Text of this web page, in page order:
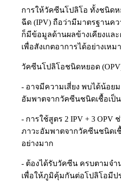
การให้วัคซีนโปลิโอ ทั้งชนิด
ฉีด (IPV) ถือว่ามีมาตรฐานค
ก็มีข้อมูลด้านผลข้างเคียงและ
เพื่อสังเกตอาการได้อย่างเหม
วัคซีนโปลิโอชนิดหยอด
- อาจมีความเสี่ยง พบได้น้อย
อัมพาตจากวัคซีนชนิดเชื้อเป็น
- การใช้สูตร 2 IPV + 3 OPV
ภาวะอัมพาตจากวัคซีนชนิดเชื้
อย่างมาก
- ต้องได้รับวัคซีน ครบตามจำ
เพื่อให้ภูมิคุ้มกันต่อโปลิโอมี